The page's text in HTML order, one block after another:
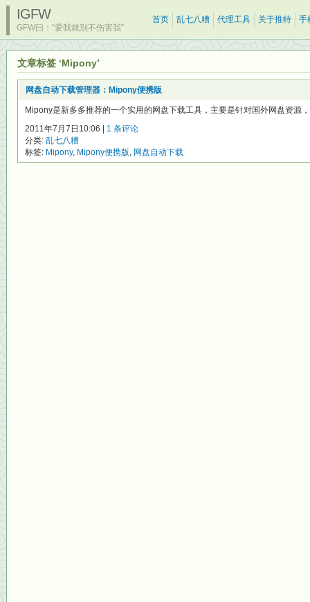
IGFW
GFW曰：“爱我就别不伤害我”
首页 乱七八糟 代理工具 关于推特 手
文章标签 ‘Mipony’
网盘自动下载管理器：Mipony便携版
Mipony是新多多推荐的一个实用的网盘下载工具，主要是针对国外网盘资源
2011年7月7日10:06 | 1 条评论
分类: 乱七八糟
标签: Mipony, Mipony便携版, 网盘自动下载